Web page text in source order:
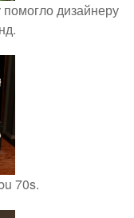
дизайнеру
70s.